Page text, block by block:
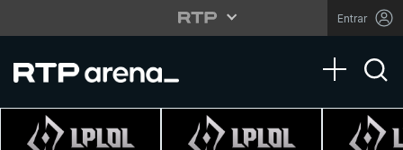
Entrar
Toggle